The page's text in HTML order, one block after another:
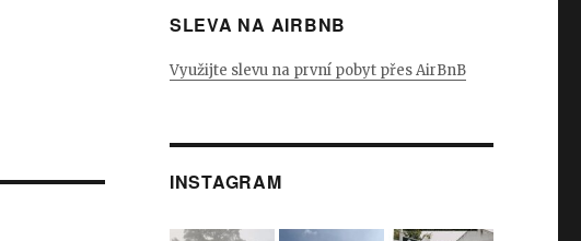
SLEVA NA AIRBNB
Využijte slevu na první pobyt přes AirBnB
INSTAGRAM